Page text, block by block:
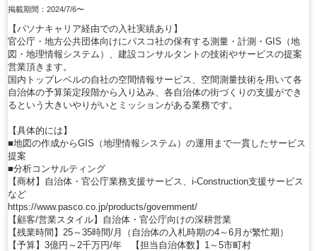
掲載期間：2024/7/6〜
【パソナキャリア経由での入社実績あり】
官公庁・地方公共団体向けにパスコ社の保有する測量・計測・GIS（地
図・地理情報システム）、建設コンサルタントの技術やサービスの提案
営業頂きます。
国内トップレベルの自社の空間情報サービス、空間測量技術を用いて各
自治体の予算策定段階から入り込み、各自治体の街づくりの支援ができ
るという大きいやりがいとミッションがある業務です。
【具体的には】
■地図の作成からGIS（地理情報システム）の運用まで一貫したサービス
提案
■分析コンサルティング
【商材】自治体・官公庁業務支援サービス、i-Construction支援サービス
など
https://www.pasco.co.jp/products/government/
【顧客/営業スタイル】自治体・官公庁向けの深耕営業
【残業時間】25～35時間/月（自治体の入札時期の4～6月が繁忙期）
【予算】3億円～2千万円/年 【担当自治体数】1～5市町村